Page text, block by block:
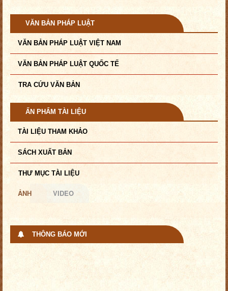
VĂN BẢN PHÁP LUẬT
VĂN BẢN PHÁP LUẬT VIỆT NAM
VĂN BẢN PHÁP LUẬT QUỐC TẾ
TRA CỨU VĂN BẢN
ẤN PHẨM TÀI LIỆU
TÀI LIỆU THAM KHẢO
SÁCH XUẤT BẢN
THƯ MỤC TÀI LIỆU
ẢNH VIDEO
THÔNG BÁO MỚI